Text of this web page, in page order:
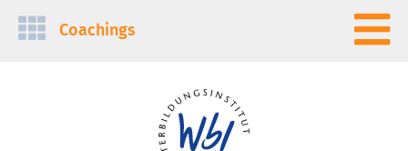
Navigation
Coachings